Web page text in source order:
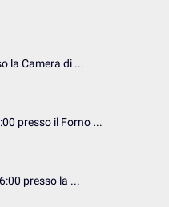
la Camera di ...
presso il Forno ...
presso la ...